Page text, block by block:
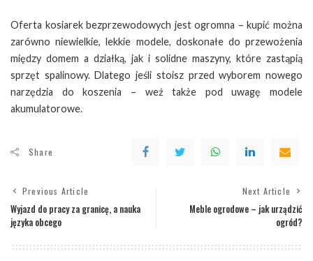
Oferta kosiarek bezprzewodowych jest ogromna – kupić można
zarówno niewielkie, lekkie modele, doskonałe do przewożenia
między domem a działką, jak i solidne maszyny, które zastąpią
sprzęt spalinowy. Dlatego jeśli stoisz przed wyborem nowego
narzędzia do koszenia – weź także pod uwagę modele
akumulatorowe.
Share
Previous Article
Wyjazd do pracy za granicę, a nauka
języka obcego
Next Article
Meble ogrodowe – jak urządzić
ogród?